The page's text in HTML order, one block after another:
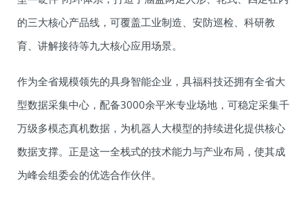
的三大核心产品线，可覆盖工业制造、安防巡检、科研教
育、讲解接待等九大核心应用场景。
作为全省规模领先的具身智能企业，具福科技还拥有全省大
型数据采集中心，配备3000余平米专业场地，可稳定采集千
万级多模态真机数据，为机器人大模型的持续进化提供核心
数据支撑。正是这一全栈式的技术能力与产业布局，使其成
为峰会组委会的优选合作伙伴。